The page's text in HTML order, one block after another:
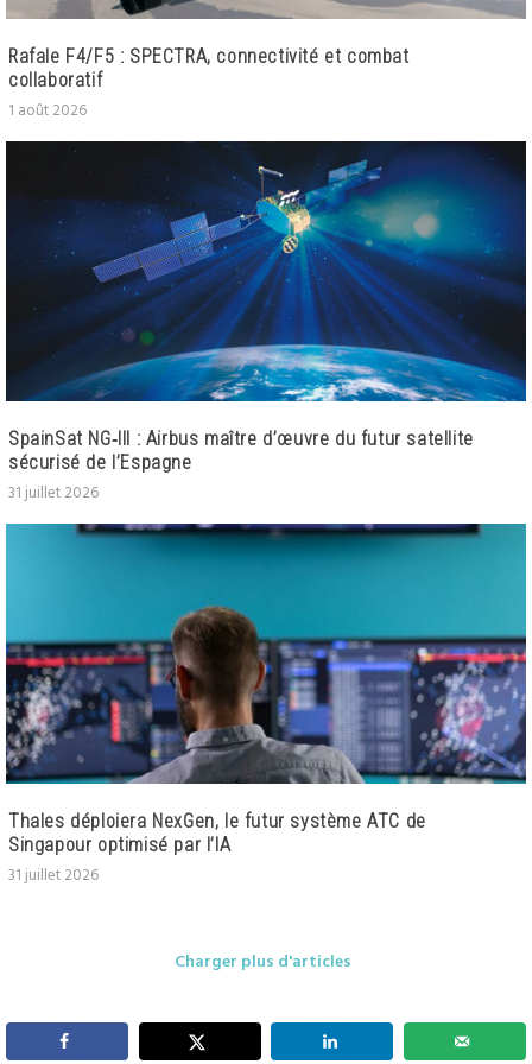
Rafale F4/F5 : SPECTRA, connectivité et combat
collaboratif
1 août 2026
SpainSat NG‑III : Airbus maître d’œuvre du futur satellite
sécurisé de l’Espagne
31 juillet 2026
Thales déploiera NexGen, le futur système ATC de
Singapour optimisé par l’IA
31 juillet 2026
Charger plus d'articles